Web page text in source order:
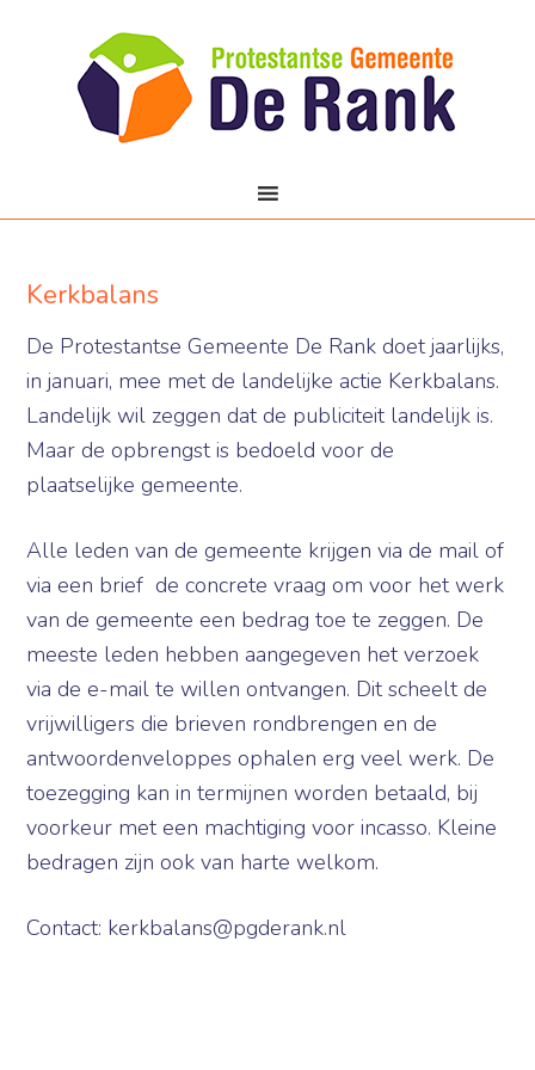
Kerkbalans
De Protestantse Gemeente De Rank doet jaarlijks,
in januari, mee met de landelijke actie Kerkbalans.
Landelijk wil zeggen dat de publiciteit landelijk is.
Maar de opbrengst is bedoeld voor de
plaatselijke gemeente.
Alle leden van de gemeente krijgen via de mail of
via een brief de concrete vraag om voor het werk
van de gemeente een bedrag toe te zeggen. De
meeste leden hebben aangegeven het verzoek
via de e-mail te willen ontvangen. Dit scheelt de
vrijwilligers die brieven rondbrengen en de
antwoordenveloppes ophalen erg veel werk. De
toezegging kan in termijnen worden betaald, bij
voorkeur met een machtiging voor incasso. Kleine
bedragen zijn ook van harte welkom.
Contact: kerkbalans@pgderank.nl